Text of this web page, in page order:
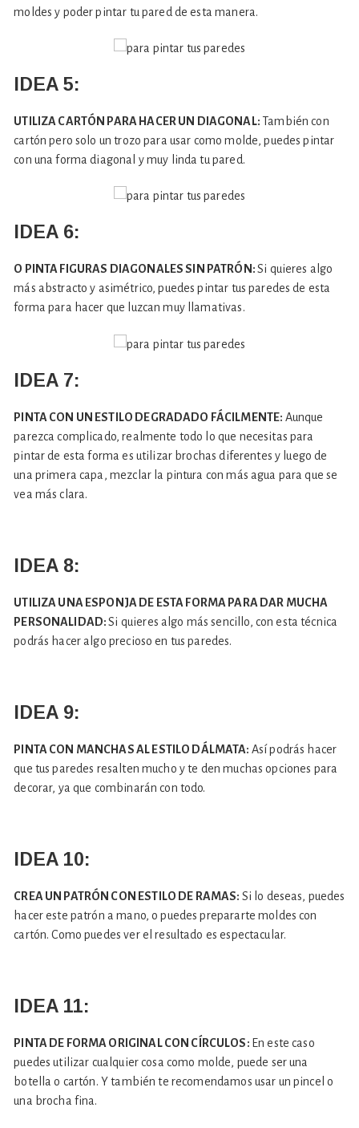
moldes y poder pintar tu pared de esta manera.
IDEA 5:
UTILIZA CARTÓN PARA HACER UN DIAGONAL: También con
cartón pero solo un trozo para usar como molde, puedes pintar
con una forma diagonal y muy linda tu pared.
IDEA 6:
O PINTA FIGURAS DIAGONALES SIN PATRÓN:Si quieres algo
más abstracto y asimétrico, puedes pintar tus paredes de esta
forma para hacer que luzcan muy llamativas.
IDEA 7:
PINTA CON UN ESTILO DEGRADADO FÁCILMENTE: Aunque
parezca complicado, realmente todo lo que necesitas para
pintar de esta forma es utilizar brochas diferentes y luego de
una primera capa, mezclar la pintura con más agua para que se
vea más clara.
IDEA 8:
UTILIZA UNA ESPONJA DE ESTA FORMA PARA DAR MUCHA
PERSONALIDAD:Si quieres algo más sencillo, con esta técnica
podrás hacer algo precioso en tus paredes.
IDEA 9:
PINTA CON MANCHAS AL ESTILO DÁLMATA: Así podrás hacer
que tus paredes resalten mucho y te den muchas opciones para
decorar, ya que combinarán con todo.
IDEA 10:
CREA UN PATRÓN CON ESTILO DE RAMAS: Si lo deseas, puedes
hacer este patrón a mano, o puedes prepararte moldes con
cartón. Como puedes ver el resultado es espectacular.
IDEA 11:
PINTA DE FORMA ORIGINAL CON CÍRCULOS: En este caso
puedes utilizar cualquier cosa como molde, puede ser una
botella o cartón. Y también te recomendamos usar un pincel o
una brocha fina.